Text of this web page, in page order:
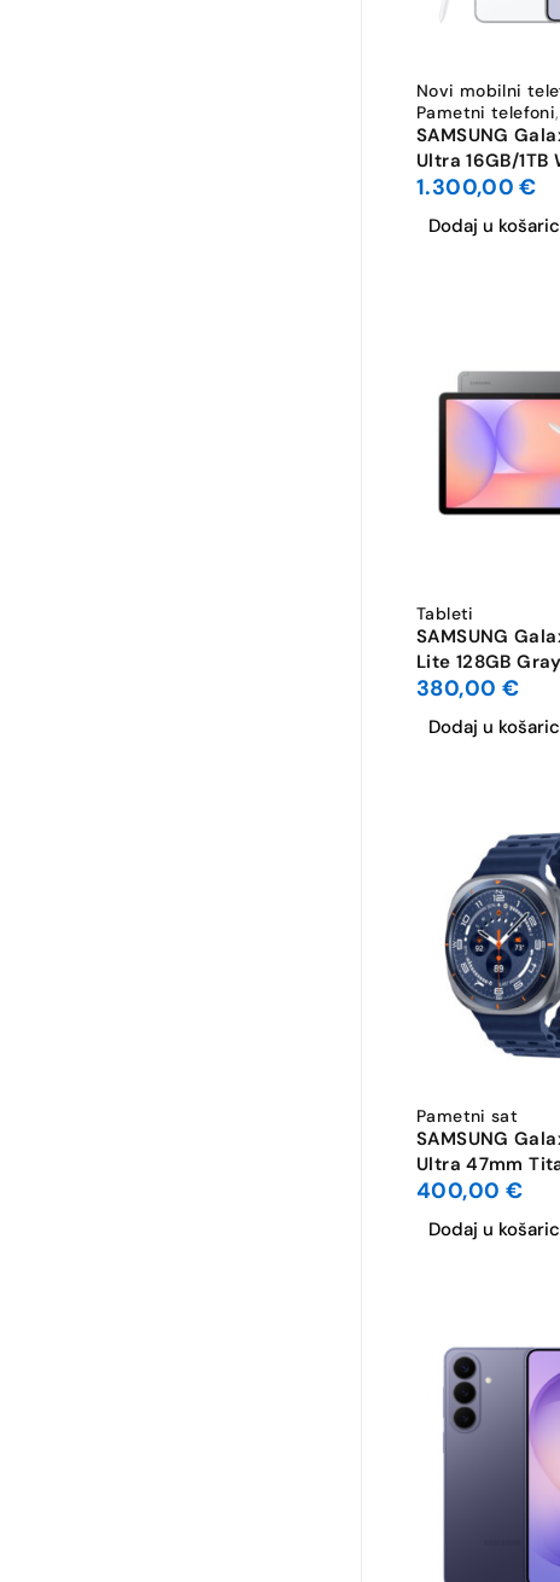
Novi mobilni
Pametni telefoni,
SAMSUNG
Ultra 16GB/1TB
1.300,00€
Dodaj u
Tableti
SAMSUNG
Lite 128GB Gray
380,00 €
Dodaj u
Pametni sat
SAMSUNG
Ultra 47mm
400,00 €
Dodaj u